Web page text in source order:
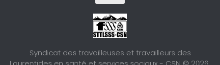
Syndicat des travailleuses et travailleurs des